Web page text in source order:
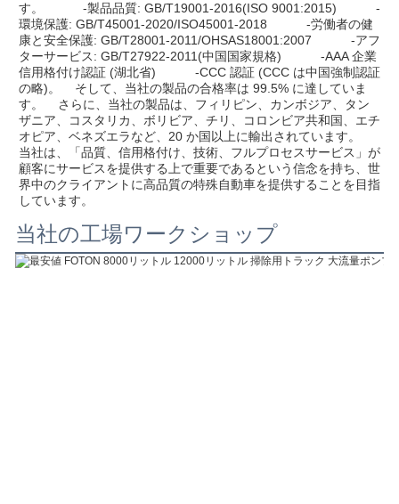
す。           -製品品質: GB/T19001-2016(ISO 9001:2015)           -
環境保護: GB/T45001-2020/ISO45001-2018           -労働者の健
康と安全保護: GB/T28001-2011/OHSAS18001:2007           -アフ
ターサービス: GB/T27922-2011(中国国家規格)           -AAA 企業
信用格付け認証 (湖北省)           -CCC 認証 (CCC は中国強制認証
の略)。    そして、当社の製品の合格率は 99.5% に達していま
す。    さらに、当社の製品は、フィリピン、カンボジア、タン
ザニア、コスタリカ、ボリビア、チリ、コロンビア共和国、エチ
オピア、ベネズエラなど、20 か国以上に輸出されています。
当社は、「品質、信用格付け、技術、フルプロセスサービス」が
顧客にサービスを提供する上で重要であるという信念を持ち、世
界中のクライアントに高品質の特殊自動車を提供することを目指
しています。
当社の工場ワークショップ